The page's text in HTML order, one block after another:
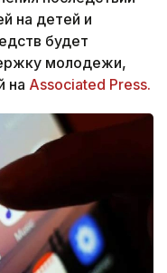
на детей и
будет
молодежи,
на Associated Press.